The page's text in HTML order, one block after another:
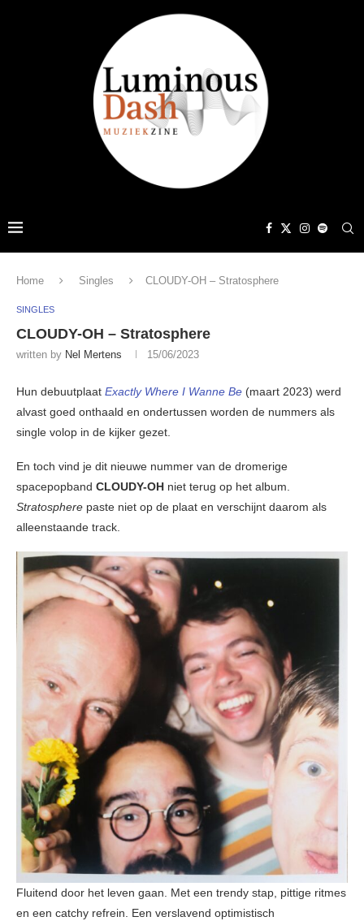
Home Singles CLOUDY-OH – Stratosphere
SINGLES
CLOUDY-OH – Stratosphere
written by Nel Mertens 15/06/2023
Hun debuutplaat Exactly Where I Wanne Be (maart 2023) werd
alvast goed onthaald en ondertussen worden de nummers als
single volop in de kijker gezet.
En toch vind je dit nieuwe nummer van de dromerige
spacepopband CLOUDY-OH niet terug op het album.
Stratosphere paste niet op de plaat en verschijnt daarom als
alleenstaande track.
Fluitend door het leven gaan. Met een trendy stap, pittige ritmes
en een catchy refrein. Een verslavend optimistisch